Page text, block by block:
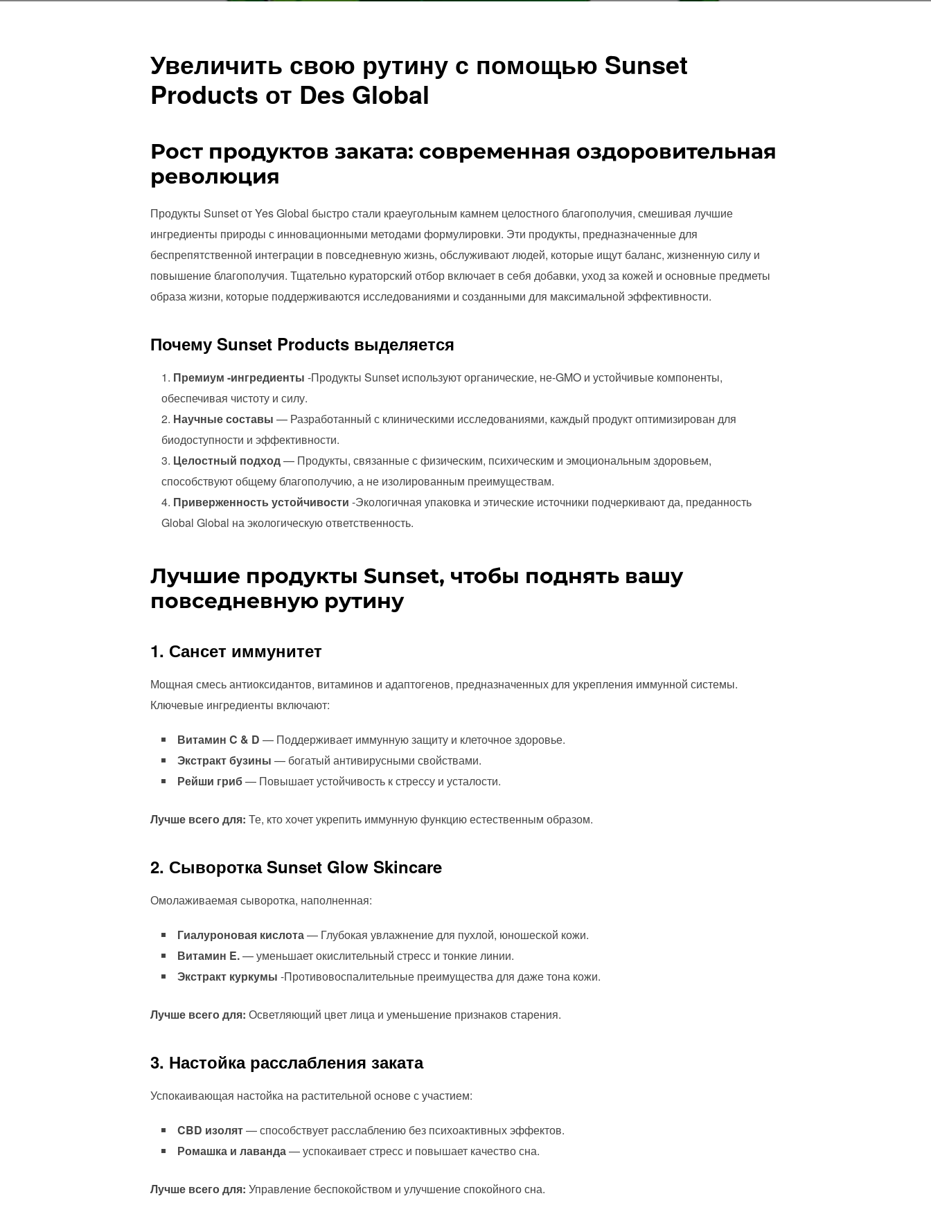
Увеличить свою рутину с помощью Sunset
Products от Des Global
Рост продуктов заката: современная оздоровительная
революция
Продукты Sunset от Yes Global быстро стали краеугольным камнем целостного благополучия, смешивая лучшие
ингредиенты природы с инновационными методами формулировки. Эти продукты, предназначенные для
беспрепятственной интеграции в повседневную жизнь, обслуживают людей, которые ищут баланс, жизненную силу и
повышение благополучия. Тщательно кураторский отбор включает в себя добавки, уход за кожей и основные предметы
образа жизни, которые поддерживаются исследованиями и созданными для максимальной эффективности.
Почему Sunset Products выделяется
Премиум -ингредиенты -Продукты Sunset используют органические, не-GMO и устойчивые компоненты,
обеспечивая чистоту и силу.
Научные составы — Разработанный с клиническими исследованиями, каждый продукт оптимизирован для
биодоступности и эффективности.
Целостный подход— Продукты, связанные с физическим, психическим и эмоциональным здоровьем,
способствуют общему благополучию, а не изолированным преимуществам.
Приверженность устойчивости -Экологичная упаковка и этические источники подчеркивают да, преданность
Global Global на экологическую ответственность.
Лучшие продукты Sunset, чтобы поднять вашу
повседневную рутину
1. Сансет иммунитет
Мощная смесь антиоксидантов, витаминов и адаптогенов, предназначенных для укрепления иммунной системы.
Ключевые ингредиенты включают:
Витамин C & D — Поддерживает иммунную защиту и клеточное здоровье.
Экстракт бузины — богатый антивирусными свойствами.
Рейши гриб— Повышает устойчивость к стрессу и усталости.
Лучше всего для: Те, кто хочет укрепить иммунную функцию естественным образом.
2. Сыворотка Sunset Glow Skincare
Омолаживаемая сыворотка, наполненная:
Гиалуроновая кислота— Глубокая увлажнение для пухлой, юношеской кожи.
Витамин E.— уменьшает окислительный стресс и тонкие линии.
Экстракт куркумы -Противовоспалительные преимущества для даже тона кожи.
Лучше всего для: Осветляющий цвет лица и уменьшение признаков старения.
3. Настойка расслабления заката
Успокаивающая настойка на растительной основе с участием:
CBD изолят— способствует расслаблению без психоактивных эффектов.
Ромашка и лаванда— успокаивает стресс и повышает качество сна.
Лучше всего для: Управление беспокойством и улучшение спокойного сна.